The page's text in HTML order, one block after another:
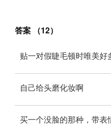
答案 （12）
贴一对假睫毛顿时唯美好
自己给头磨化妆啊
买一个没脸的那种，带